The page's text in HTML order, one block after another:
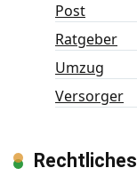
Post
Ratgeber
Umzug
Versorger
Rechtliches